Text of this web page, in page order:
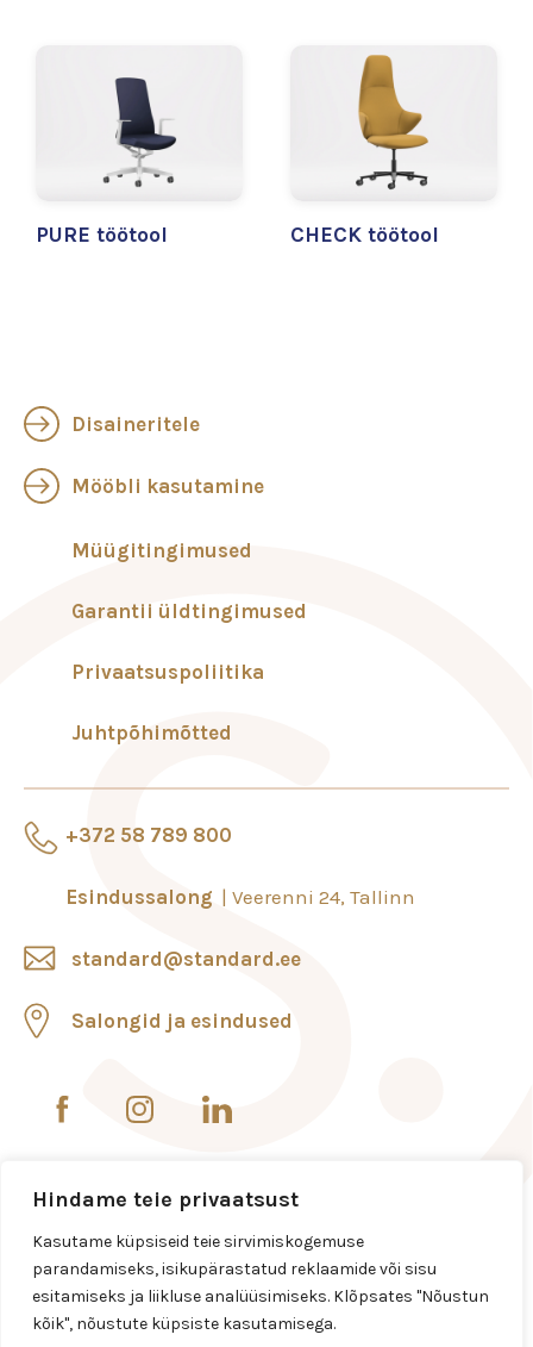
Hindame teie privaatsust
Kasutame küpsiseid teie sirvimiskogemuse
parandamiseks, isikupärastatud reklaamide või sisu
esitamiseks ja liikluse analüüsimiseks. Klõpsates "Nõustun
kõik", nõustute küpsiste kasutamisega.
PURE töötool CHECK töötool
+372 58 789 800
Esindussalong Veerenni 24, Tallinn
standard@standard.ee
Salongid ja esindused
Disaineritele
Mööbli kasutamine
Müügitingimused
Garantii üldtingimused
Privaatsuspoliitika
Juhtpõhimõtted